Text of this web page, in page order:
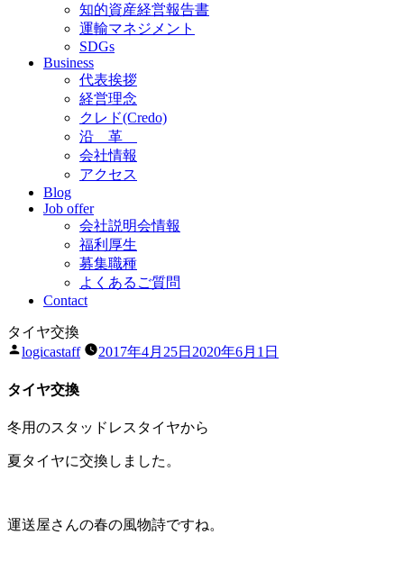
知的資産経営報告書
運輸マネジメント
SDGs
Business
代表挨拶
経営理念
クレド(Credo)
沿 革
会社情報
アクセス
Blog
Job offer
会社説明会情報
福利厚生
募集職種
よくあるご質問
Contact
タイヤ交換
投
者:
logicastaff 2017年4月25日 2020年6月1日
タイヤ交換
冬用のスタッドレスタイヤから
夏タイヤに交換しました。
運送屋さんの春の風物詩ですね。